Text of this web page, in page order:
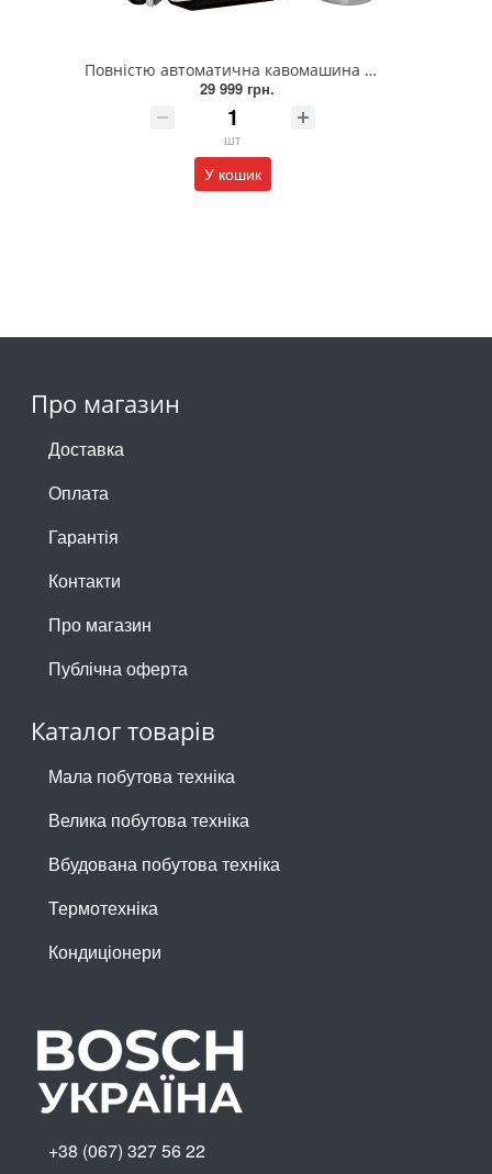
Повністю автоматична кавомашина SIEMENS TE653M11RW
29 999 грн.
шт
У кошик
Про магазин
Доставка
Оплата
Гарантія
Контакти
Про магазин
Публічна оферта
Каталог товарів
Мала побутова техніка
Велика побутова техніка
Вбудована побутова техніка
Термотехніка
Кондиціонери
+38 (067) 327 56 22